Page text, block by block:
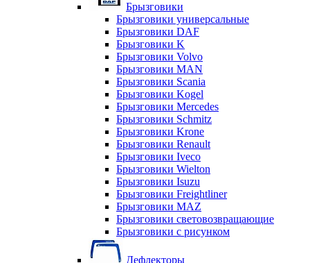
Брызговики
Брызговики универсальные
Брызговики DAF
Брызговики K
Брызговики Volvo
Брызговики MAN
Брызговики Scania
Брызговики Kogel
Брызговики Mercedes
Брызговики Schmitz
Брызговики Krone
Брызговики Renault
Брызговики Iveco
Брызговики Wielton
Брызговики Isuzu
Брызговики Freightliner
Брызговики MAZ
Брызговики световозвращающие
Брызговики с рисунком
Дефлекторы